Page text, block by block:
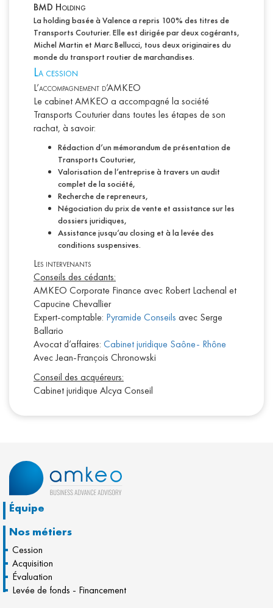
BMD Holding
La holding basée à Valence a repris 100% des titres de
Transports Couturier. Elle est dirigée par deux cogérants,
Michel Martin et Marc Bellucci, tous deux originaires du
monde du transport routier de marchandises.
La cession
L’accompagnement d’AMKEO
Le cabinet AMKEO a accompagné la société
Transports Couturier dans toutes les étapes de son
rachat, à savoir:
Rédaction d’un mémorandum de présentation de
Transports Couturier,
Valorisation de l’entreprise à travers un audit
complet de la société,
Recherche de repreneurs,
Négociation du prix de vente et assistance sur les
dossiers juridiques,
Assistance jusqu’au closing et à la levée des
conditions suspensives.
Les intervenants
Conseils des cédants:
AMKEO Corporate Finance avec Robert Lachenal et
Capucine Chevallier
Expert-comptable: Pyramide Conseils avec Serge
Ballario
Avocat d’affaires: Cabinet juridique Saône- Rhône
Avec Jean-François Chronowski
Conseil des acquéreurs:
Cabinet juridique Alcya Conseil
Équipe
Nos métiers
Cession
Acquisition
Évaluation
Levée de fonds - Financement